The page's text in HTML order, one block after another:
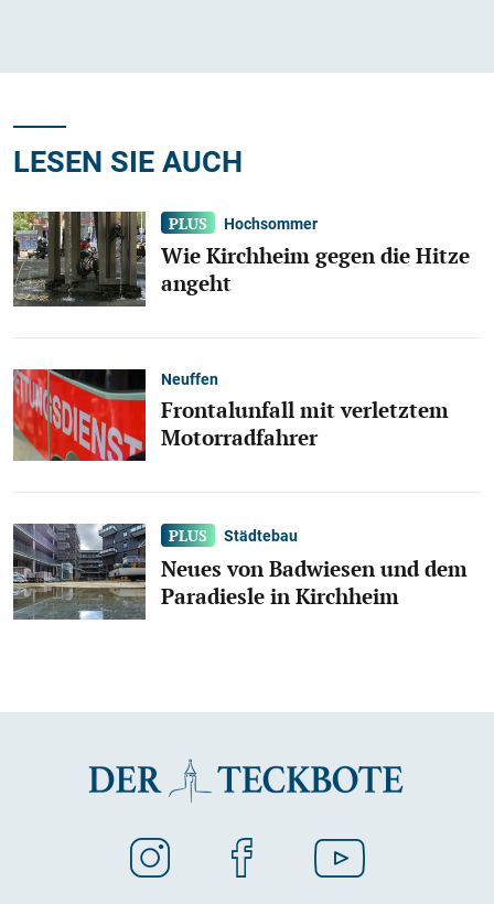
LESEN SIE AUCH
Hochsommer
Wie Kirchheim gegen die Hitze
angeht
Neuffen
Frontalunfall mit verletztem
Motorradfahrer
Städtebau
Neues von Badwiesen und dem
Paradiesle in Kirchheim